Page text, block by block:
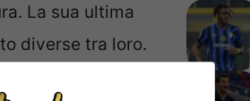
La sua ultima
diverse tra loro.